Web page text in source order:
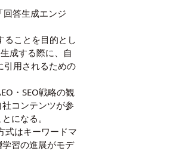
答生成エンジ
ることを目的とし
成する際に、自
引用されるための
・SEO戦略の観
コンテンツが参
になる。
式はキーワードマ
学習の進展がモデ